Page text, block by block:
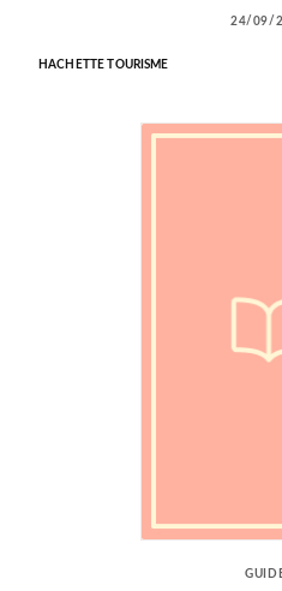
24/09/
HACHETTE TOURISME